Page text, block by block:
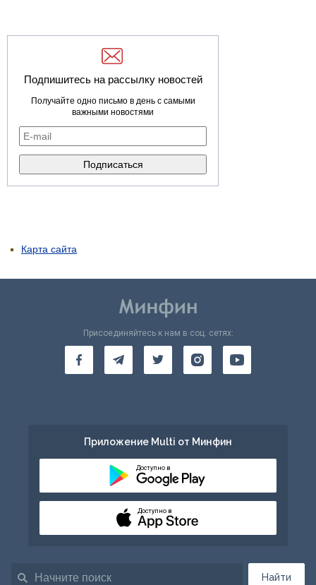
Подпишитесь на рассылку новостей
Получайте одно письмо в день с самыми
важными новостями
Карта сайта
Найти
Присоединяйтесь к нам в соц. сетях:
Приложение Multi от Минфин
Доступно в
Доступно в